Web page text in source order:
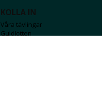
KOLLA IN
Våra tävlingar
Guldlotten